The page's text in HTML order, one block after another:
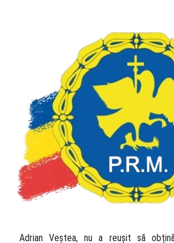
Adrian Veștea, nu a reușit să